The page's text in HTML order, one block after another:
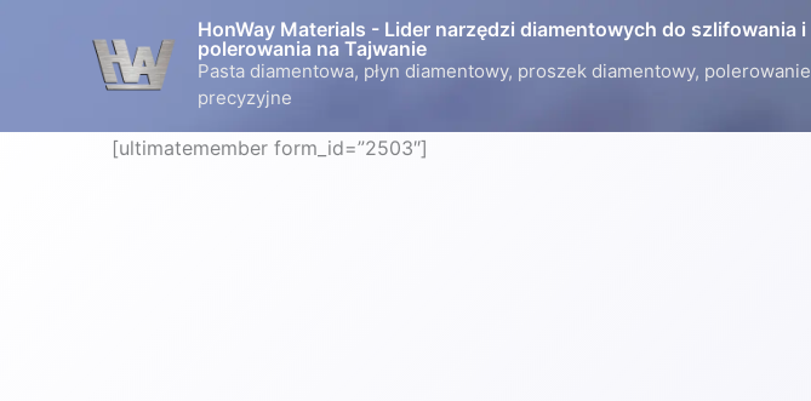
HonWay Materials - Lider narzędzi diamentowych do szlifowania i
polerowania na Tajwanie
Pasta diamentowa, płyn diamentowy, proszek diamentowy, polerowanie
precyzyjne
[ultimatemember form_id=”2503″]